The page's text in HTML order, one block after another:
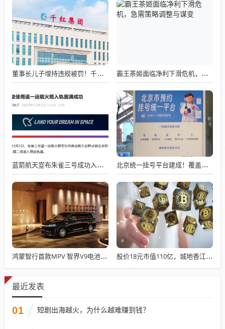
董事长儿子增持违规被罚！千红制药市值128亿，半年净赚2.58亿却踩雷信托5年 霸王茶姬面临净利下滑危机，急需策略调整与谋变
蓝箭航天宣布朱雀三号成功入轨，技术突破五大项，深入排查回收失败原因 北京统一挂号平台建成！覆盖近300家二三甲医院号源
鸿蒙智行首款MPV 智界V9电池信息曝光：WLTC最远续航223km 股价18元市值110亿，城地香江却被查出连续7季财报失真
最近发表
01 短剧出海越火，为什么越难赚到钱？